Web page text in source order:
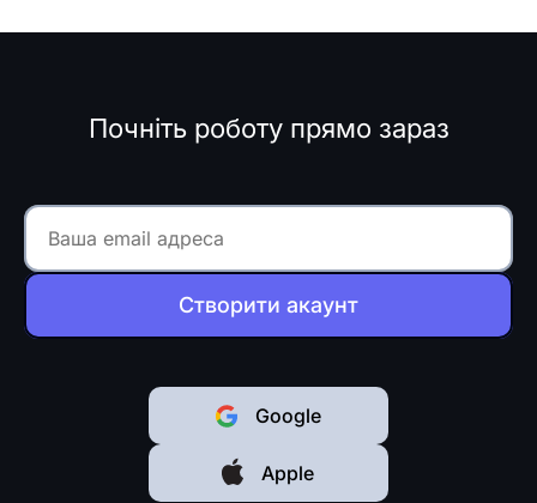
Почніть роботу прямо зараз
Створити акаунт
Google
Apple